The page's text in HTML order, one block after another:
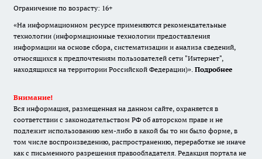
Ограничение по возрасту: 16+
«На информационном ресурсе применяются рекомендательные
технологии (информационные технологии предоставления
информации на основе сбора, систематизации и анализа сведений,
относящихся к предпочтениям пользователей сети "Интернет",
находящихся на территории Российской Федерации)». Подробнее
Внимание!
Вся информация, размещенная на данном сайте, охраняется в
соответствии с законодательством РФ об авторском праве и не
подлежит использованию кем-либо в какой бы то ни было форме, в
том числе воспроизведению, распространению, переработке не иначе
как с письменного разрешения правообладателя. Редакция портала не